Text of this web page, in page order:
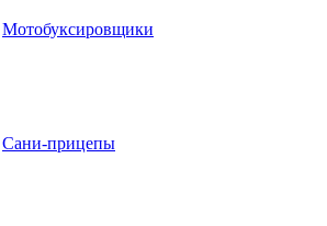
Мотобуксировщики
Сани-прицепы